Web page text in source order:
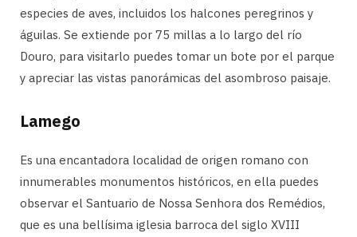
especies de aves, incluidos los halcones peregrinos y
águilas. Se extiende por 75 millas a lo largo del río
Douro, para visitarlo puedes tomar un bote por el parque
y apreciar las vistas panorámicas del asombroso paisaje.
Lamego
Es una encantadora localidad de origen romano con
innumerables monumentos históricos, en ella puedes
observar el Santuario de Nossa Senhora dos Remédios,
que es una bellísima iglesia barroca del siglo XVIII